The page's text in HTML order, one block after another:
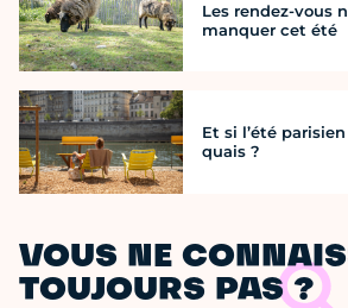
Les rendez-vous
manquer cet été
Et si l’été
quais ?
VOUS NE
TOUJOURS PAS ?